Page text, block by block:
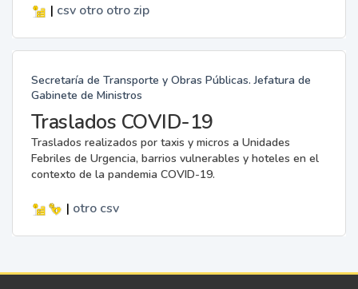
| csv otro otro zip
Secretaría de Transporte y Obras Públicas. Jefatura de
Gabinete de Ministros
Traslados COVID-19
Traslados realizados por taxis y micros a Unidades
Febriles de Urgencia, barrios vulnerables y hoteles en el
contexto de la pandemia COVID-19.
| otro csv